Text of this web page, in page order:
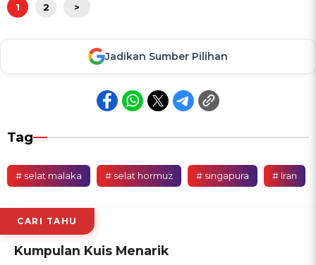
1 2 >
Jadikan Sumber Pilihan
Tag
# selat malaka # selat hormuz # singapura # Iran
CARI TAHU
Kumpulan Kuis Menarik